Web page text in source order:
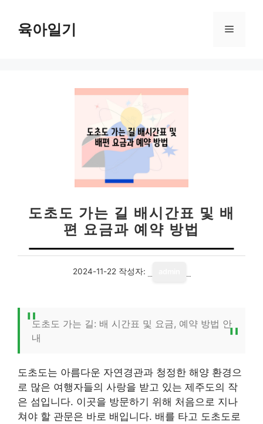
육아일기 메
도초도 가는 길 배시간표 및 배
편 요금과 예약 방법
2024-11-22 작성자:
도초도 가는 길: 배 시간표 및 요금, 예약 방법 안
내
도초도는 아름다운 자연경관과 청정한 해양 환경으
로 많은 여행자들의 사랑을 받고 있는 제주도의 작
은 섬입니다. 이곳을 방문하기 위해 처음으로 지나
쳐야 할 관문은 바로 배입니다. 배를 타고 도초도로